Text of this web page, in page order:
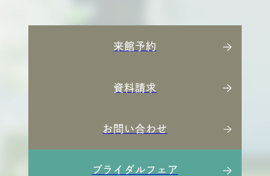
来館予約
資料請求
お問い合わせ
ブライダルフェア